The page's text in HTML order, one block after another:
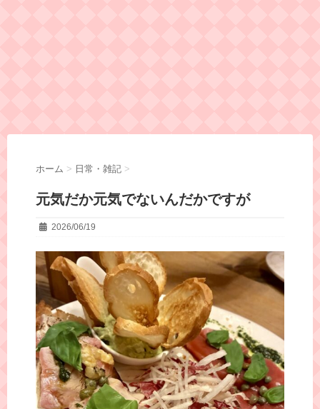
ホーム > 日常・雑記 >
元気だか元気でないんだかですが
2026/06/19